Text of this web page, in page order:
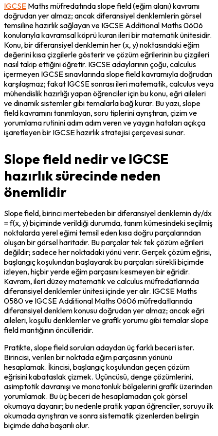
IGCSE Maths müfredatında slope field (eğim alanı) kavramı
doğrudan yer almaz; ancak diferansiyel denklemlerin görsel
temsiline hazırlık sağlayan ve IGCSE Additional Maths 0606
konularıyla kavramsal köprü kuran ileri bir matematik ünitesidir.
Konu, bir diferansiyel denklemin her (x, y) noktasındaki eğim
değerini kısa çizgilerle gösterir ve çözüm eğrilerinin bu çizgileri
nasıl takip ettiğini öğretir. IGCSE adaylarının çoğu, calculus
içermeyen IGCSE sınavlarında slope field kavramıyla doğrudan
karşılaşmaz; fakat IGCSE sonrası ileri matematik, calculus veya
mühendislik hazırlığı yapan öğrenciler için bu konu, eğri aileleri
ve dinamik sistemler gibi temalarla bağ kurar. Bu yazı, slope
field kavramını tanımlayan, soru tiplerini ayrıştıran, çizim ve
yorumlama rutinini adım adım veren ve yaygın hataları açıkça
işaretleyen bir IGCSE hazırlık stratejisi çerçevesi sunar.
Slope field nedir ve IGCSE
hazırlık sürecinde neden
önemlidir
Slope field, birinci mertebeden bir diferansiyel denklemin dy/dx
= f(x, y) biçiminde verildiği durumda, tanım kümesindeki seçilmiş
noktalarda yerel eğimi temsil eden kısa doğru parçalarından
oluşan bir görsel haritadır. Bu parçalar tek tek çözüm eğrileri
değildir; sadece her noktadaki yönü verir. Gerçek çözüm eğrisi,
başlangıç koşulundan başlayarak bu parçaları sürekli biçimde
izleyen, hiçbir yerde eğim parçasını kesmeyen bir eğridir.
Kavram, ileri düzey matematik ve calculus müfredatlarında
diferansiyel denklemler ünitesi içinde yer alır. IGCSE Maths
0580 ve IGCSE Additional Maths 0606 müfredatlarında
diferansiyel denklem konusu doğrudan yer almaz; ancak eğri
aileleri, koşullu denklemler ve grafik yorumu gibi temalar slope
field mantığının öncülleridir.
Pratikte, slope field soruları adaydan üç farklı beceri ister.
Birincisi, verilen bir noktada eğim parçasının yönünü
hesaplamak. İkincisi, başlangıç koşulundan geçen çözüm
eğrisini kabataslak çizmek. Üçüncüsü, denge çözümlerini,
asimptotik davranışı ve monotonluk bölgelerini grafik üzerinden
yorumlamak. Bu üç beceri de hesaplamadan çok görsel
okumaya dayanır; bu nedenle pratik yapan öğrenciler, soruyu ilk
okumada ayrıştıran ve sonra sistematik çizenlerden belirgin
biçimde daha başarılı olur.